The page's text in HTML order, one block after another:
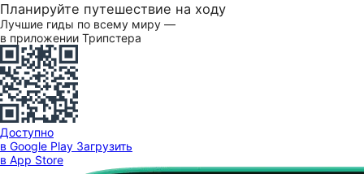
Планируйте путешествие на ходу
Лучшие гиды по всему миру —
в приложении Трипстера
Доступно
в Google Play Загрузить
в App Store